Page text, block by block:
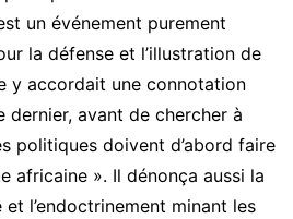
un événement purement
la défense et l’illustration de
y accordait une connotation
dernier, avant de chercher à
politiques doivent d’abord faire
africaine ». Il dénonça aussi la
l’endoctrinement minant les